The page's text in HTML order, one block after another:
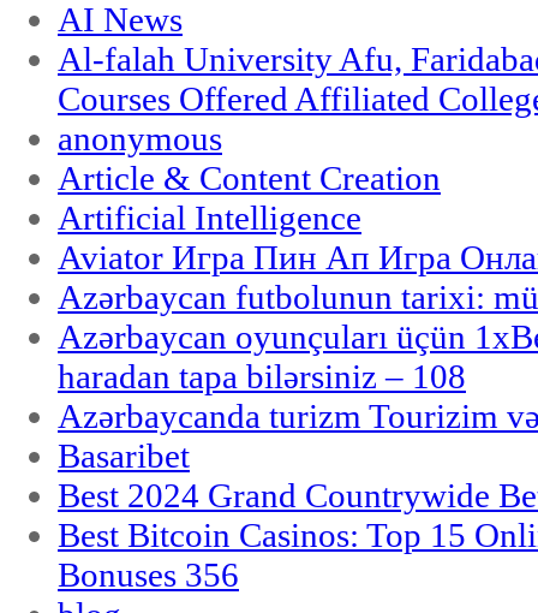
AI News
Al-falah University Afu,
Courses Offered Affiliated
anonymous
Article & Content Creation
Artificial Intelligence
Aviator Игра Пин Ап Игра
Azərbaycan futbolunun tarixi:
Azərbaycan oyunçuları üçün
haradan tapa bilərsiniz – 108
Azərbaycanda turizm Tourizim
Basaribet
Best 2024 Grand Countrywide
Best Bitcoin Casinos: Top 15
Bonuses 356